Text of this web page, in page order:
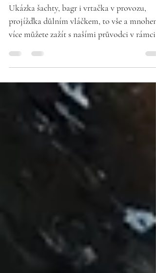
prohlídky (4.4. 2026)
Ukázka šachty, bagr i vrtačka v provozu,
projížďka důlním vláčkem, to vše a mnohem
více můžete zažít s našími průvodci v rámci
důlní expozice Chrustenická šachta a to již
tuto sobotu 4.4. 2026. První prohlídka v
a poslední v 15:00. Více v záložce
akce/Velikonoční prohlídky:
https://www.chrustenickasachta.cz/4-4-2026-
velikonocni-prohlidky Nebo na Facebooku:
https://fb.me/e/4hK1cXHy1 Přihlašovací
https://forms.gle/pFjD14rdDB8CmqbS93